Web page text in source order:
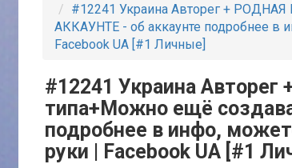
#12241 Украина Авторег +
АККАУНТЕ - об аккаунте подробнее в
Facebook UA [#1 Личные]
#12241 Украина
типа+Можно ещё
подробнее в инфо,
руки | Facebook UA [#1